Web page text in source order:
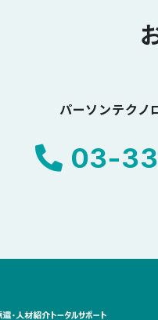
パーソンテクノ
03-